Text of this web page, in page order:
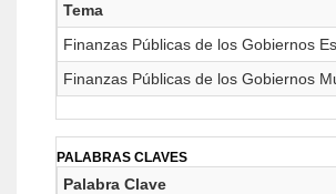
Tema
Finanzas Públicas de los Gobiernos
Finanzas Públicas de los Gobiernos
PALABRAS CLAVES
Palabra Clave